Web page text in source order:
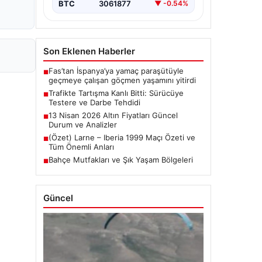
BTC 3061877 ▼ -0.54%
Son Eklenen Haberler
■Fas’tan İspanya’ya yamaç paraşütüyle
geçmeye çalışan göçmen yaşamını yitirdi
■Trafikte Tartışma Kanlı Bitti: Sürücüye
Testere ve Darbe Tehdidi
■13 Nisan 2026 Altın Fiyatları Güncel
Durum ve Analizler
■(Özet) Larne – Iberia 1999 Maçı Özeti ve
Tüm Önemli Anları
■Bahçe Mutfakları ve Şık Yaşam Bölgeleri
Güncel